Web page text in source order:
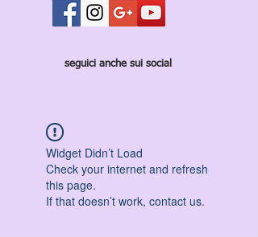
seguici anche sui social
Widget Didn’t Load
Check your internet and refresh
this page.
If that doesn’t work, contact us.